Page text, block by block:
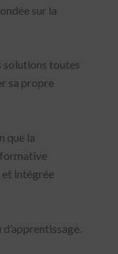
sur la
solutions toutes
sa propre
que la
et intégrée